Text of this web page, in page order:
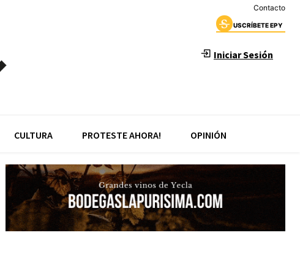
Contacto
USCRÍBETE EPY
Iniciar Sesión
CULTURA PROTESTE AHORA! OPINIÓN